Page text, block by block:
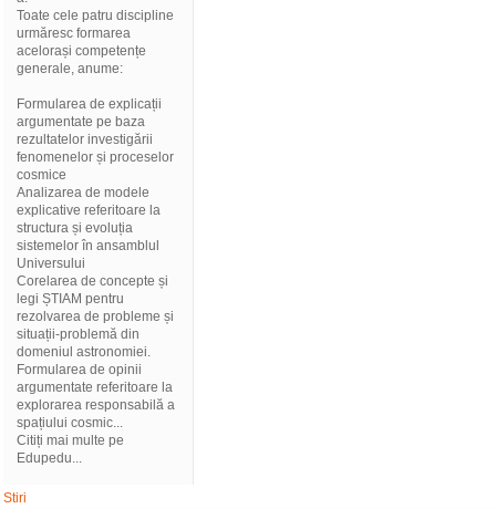
Toate cele patru discipline
urmăresc formarea
acelorași competențe
generale, anume:
Formularea de explicații
argumentate pe baza
rezultatelor investigării
fenomenelor și proceselor
cosmice
Analizarea de modele
explicative referitoare la
structura și evoluția
sistemelor în ansamblul
Universului
Corelarea de concepte și
legi ȘTIAM pentru
rezolvarea de probleme și
situații-problemă din
domeniul astronomiei.
Formularea de opinii
argumentate referitoare la
explorarea responsabilă a
spațiului cosmic...
Citiți mai multe pe
Edupedu...
Stiri